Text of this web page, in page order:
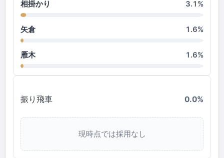
相掛かり 3.1%
矢倉 1.6%
雁木 1.6%
振り飛車 0.0%
現時点では採用なし